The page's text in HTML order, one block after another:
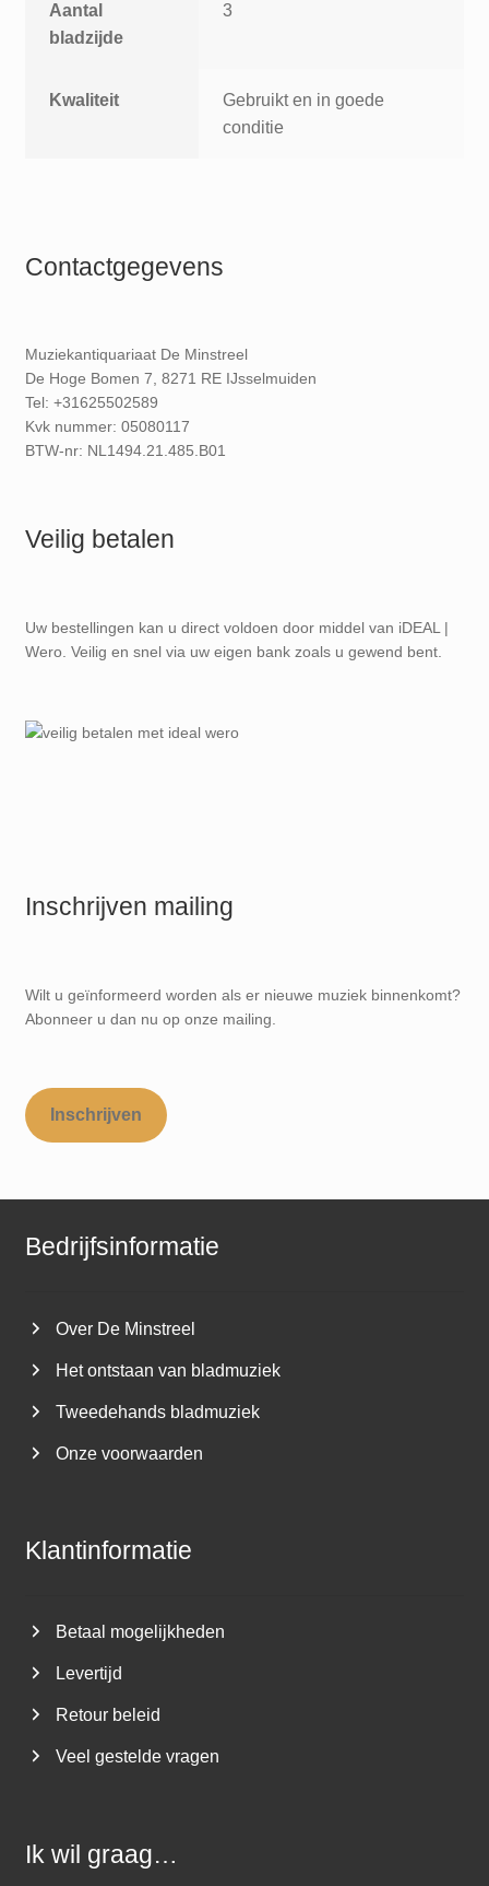
Aantal
bladzijde
3
Kwaliteit
Gebruikt en in goede
conditie
Contactgegevens
Muziekantiquariaat De Minstreel
De Hoge Bomen 7, 8271 RE IJsselmuiden
Tel: +31625502589
Kvk nummer: 05080117
BTW-nr: NL1494.21.485.B01
Veilig betalen
Uw bestellingen kan u direct voldoen door middel van iDEAL |
Wero. Veilig en snel via uw eigen bank zoals u gewend bent.
Inschrijven mailing
Wilt u geïnformeerd worden als er nieuwe muziek binnenkomt?
Abonneer u dan nu op onze mailing.
Inschrijven
Bedrijfsinformatie
Over De Minstreel
Het ontstaan van bladmuziek
Tweedehands bladmuziek
Onze voorwaarden
Klantinformatie
Betaal mogelijkheden
Levertijd
Retour beleid
Veel gestelde vragen
Ik wil graag…